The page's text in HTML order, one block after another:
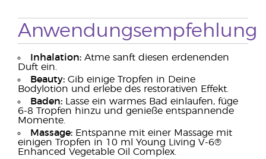
Anwendungsempfehlung
Inhalation: Atme sanft diesen erdenenden
Duft ein.
Beauty: Gib einige Tropfen in Deine
Bodylotion und erlebe des restorativen Effekt.
Baden: Lasse ein warmes Bad einlaufen, füge
6-8 Tropfen hinzu und genieße entspannende
Momente.
Massage: Entspanne mit einer Massage mit
einigen Tropfen in 10 ml Young Living V-6®
Enhanced Vegetable Oil Complex.